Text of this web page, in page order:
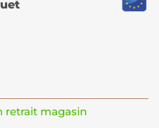
retrait magasin